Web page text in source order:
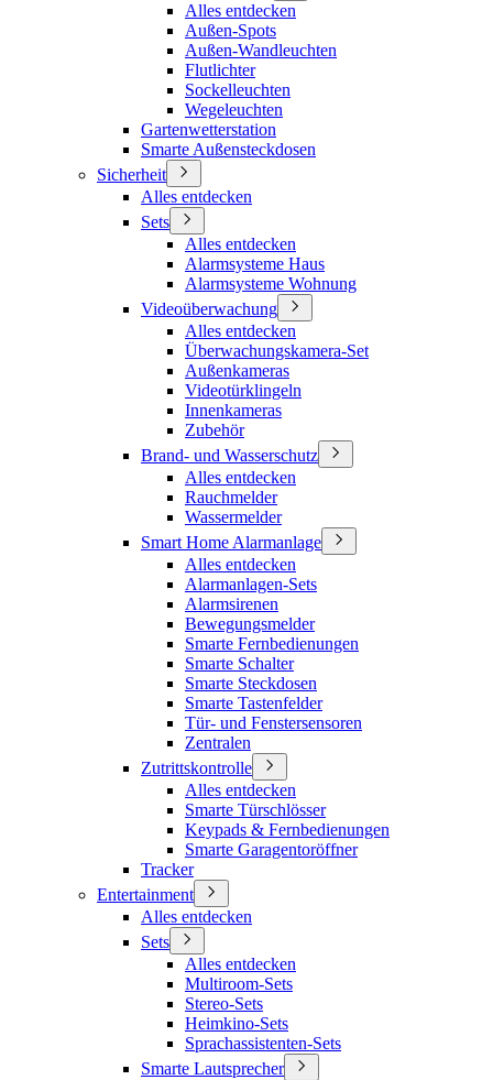
Alles entdecken
Außen-Spots
Außen-Wandleuchten
Flutlichter
Sockelleuchten
Wegeleuchten
Gartenwetterstation
Smarte Außensteckdosen
Sicherheit
Alles entdecken
Sets
Alles entdecken
Alarmsysteme Haus
Alarmsysteme Wohnung
Videoüberwachung
Alles entdecken
Überwachungskamera-Set
Außenkameras
Videotürklingeln
Innenkameras
Zubehör
Brand- und Wasserschutz
Alles entdecken
Rauchmelder
Wassermelder
Smart Home Alarmanlage
Alles entdecken
Alarmanlagen-Sets
Alarmsirenen
Bewegungsmelder
Smarte Fernbedienungen
Smarte Schalter
Smarte Steckdosen
Smarte Tastenfelder
Tür- und Fenstersensoren
Zentralen
Zutrittskontrolle
Alles entdecken
Smarte Türschlösser
Keypads & Fernbedienungen
Smarte Garagentoröffner
Tracker
Entertainment
Alles entdecken
Sets
Alles entdecken
Multiroom-Sets
Stereo-Sets
Heimkino-Sets
Sprachassistenten-Sets
Smarte Lautsprecher